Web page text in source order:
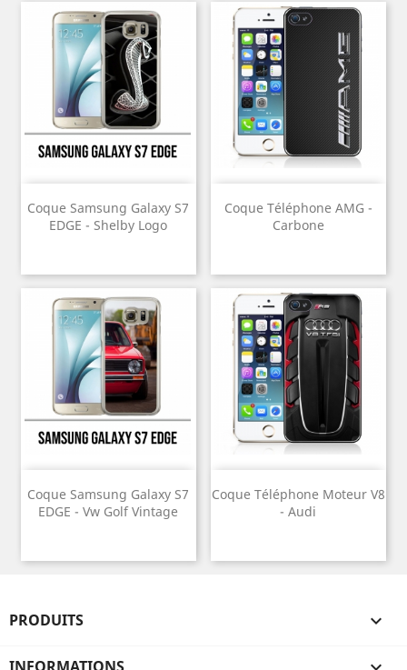
Coque Samsung Galaxy S7
EDGE - Shelby Logo
Coque Téléphone AMG -
Carbone
Coque Samsung Galaxy S7
EDGE - Vw Golf Vintage
Coque Téléphone Moteur V8
- Audi
PRODUITS 